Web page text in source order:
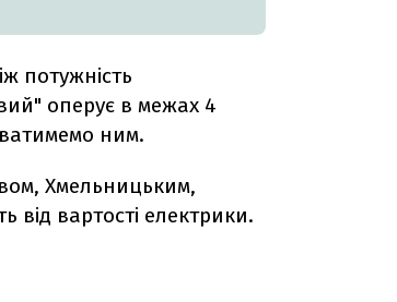
потужність
оперує в межах 4
ним.
Хмельницьким,
від вартості електрики.